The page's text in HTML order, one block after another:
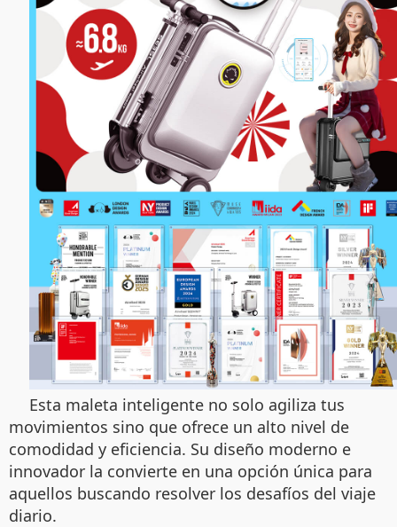
Esta maleta inteligente no solo agiliza tus
movimientos sino que ofrece un alto nivel de
comodidad y eficiencia. Su diseño moderno e
innovador la convierte en una opción única para
aquellos buscando resolver los desafíos del viaje
diario.